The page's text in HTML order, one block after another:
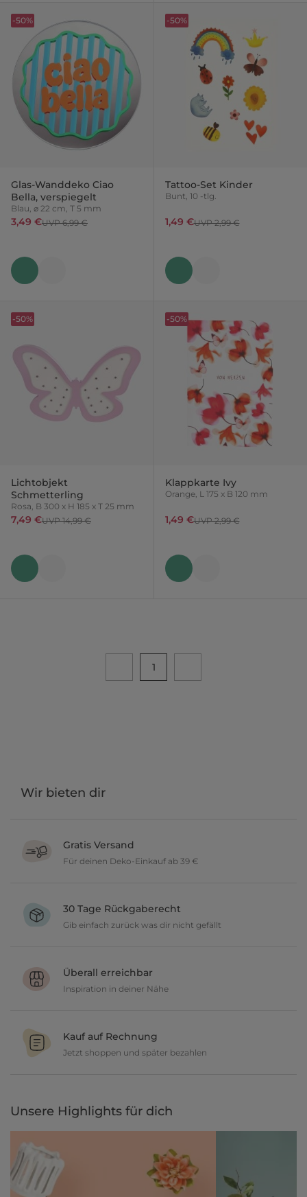
Glas-Wanddeko Ciao
Bella, verspiegelt
Blau, ⌀ 22 cm, T 5 mm
3,49 €UVP 6,99 €
-50%
Tattoo-Set Kinder
Bunt, 10 -tlg.
1,49 €UVP 2,99 €
-50%
Lichtobjekt
Schmetterling
Rosa, B 300 x H 185 x T 25 mm
7,49 €UVP 14,99 €
-50%
Klappkarte Ivy
Orange, L 175 x B 120 mm
1,49 €UVP 2,99 €
-50%
1
Wir bieten dir
Gratis Versand
Für deinen Deko-Einkauf ab 39 €
30 Tage Rückgaberecht
Gib einfach zurück was dir nicht gefällt
geben dir 30 Tage Zeit etwas zurückzusenden.
Überall erreichbar
Inspiration in deiner Nähe
und lasse dich inspirieren.
Kauf auf Rechnung
Jetzt shoppen und später bezahlen
Unsere Highlights für dich